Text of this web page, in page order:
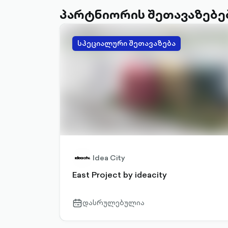
პარტნიორის
სპეციალური შეთავაზება
Idea City
East Project by ideacity
calendar-
დასრულებულია